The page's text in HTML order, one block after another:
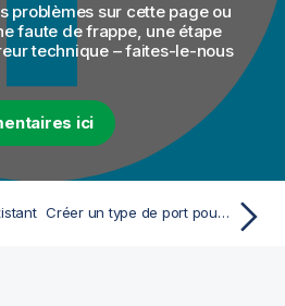
problèmes sur cette page ou
faute de frappe, une étape
technique – faites-le-nous
ici
Créer un type de port pour un binding